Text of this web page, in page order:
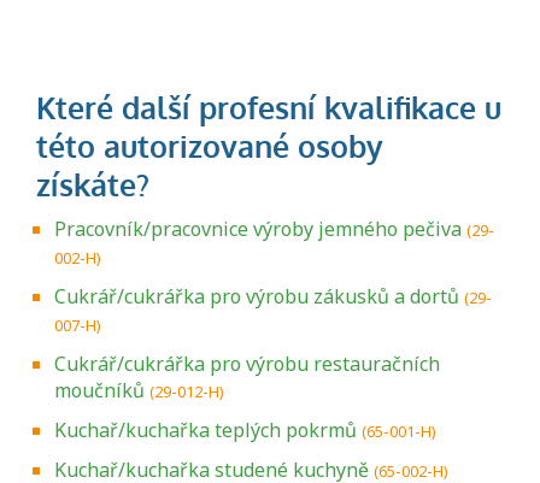
Pracovník/pracovnice výroby jemného pečiva (29-
002-H)
Cukrář/cukrářka pro výrobu zákusků a dortů (29-
007-H)
Cukrář/cukrářka pro výrobu restauračních
moučníků (29-012-H)
Kuchař/kuchařka teplých pokrmů (65-001-H)
Kuchař/kuchařka studené kuchyně (65-002-H)